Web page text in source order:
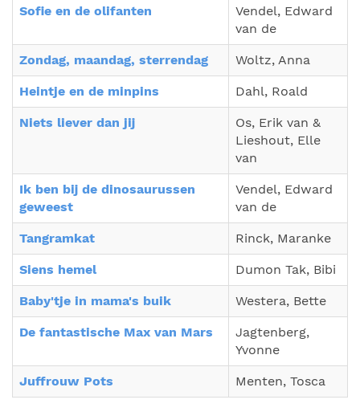
Sofie en de olifanten
Vendel, Edward
van de
Zondag, maandag, sterrendag Woltz, Anna
Heintje en de minpins Dahl, Roald
Niets liever dan jij
Os, Erik van &
Lieshout, Elle
van
Ik ben bij de dinosaurussen
geweest
Vendel, Edward
van de
Tangramkat Rinck, Maranke
Siens hemel Dumon Tak, Bibi
Baby'tje in mama's buik Westera, Bette
De fantastische Max van Mars
Jagtenberg,
Yvonne
Juffrouw Pots Menten, Tosca